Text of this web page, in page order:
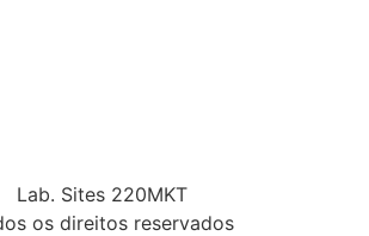
Lab. Sites 220MKT
os direitos reservados